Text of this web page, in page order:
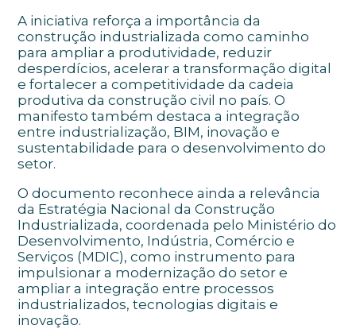
A iniciativa reforça a importância da
construção industrializada como caminho
para ampliar a produtividade, reduzir
desperdícios, acelerar a transformação digital
e fortalecer a competitividade da cadeia
produtiva da construção civil no país. O
manifesto também destaca a integração
entre industrialização, BIM, inovação e
sustentabilidade para o desenvolvimento do
setor.
O documento reconhece ainda a relevância
da Estratégia Nacional da Construção
Industrializada, coordenada pelo Ministério do
Desenvolvimento, Indústria, Comércio e
Serviços (MDIC), como instrumento para
impulsionar a modernização do setor e
ampliar a integração entre processos
industrializados, tecnologias digitais e
inovação.